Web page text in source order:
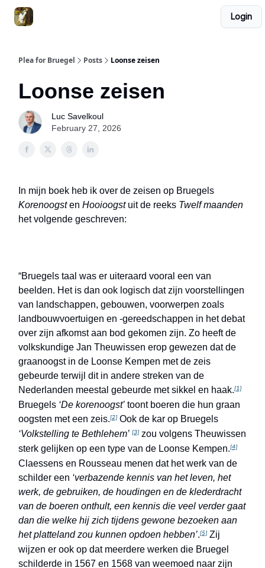
Login
Plea for Bruegel Posts Loonse zeisen
Loonse zeisen
Luc Savelkoul
February 27, 2026
In mijn boek heb ik over de zeisen op Bruegels
Korenoogsten Hooioogstuit de reeks Twelf maanden
het volgende geschreven:
“Bruegels taal was er uiteraard vooral een van
beelden. Het is dan ook logisch dat zijn voorstellingen
van landschappen, gebouwen, voorwerpen zoals
landbouwvoertuigen en -gereedschappen in het debat
over zijn afkomst aan bod gekomen zijn. Zo heeft de
volkskundige Jan Theuwissen erop gewezen dat de
graanoogst in de Loonse Kempen met de zeis
gebeurde terwijl dit in andere streken van de
Nederlanden meestal gebeurde met sikkel en haak.[1]
Bruegels ‘De korenoogst’ toont boeren die hun graan
oogsten met een zeis.[2] Ook de kar op Bruegels
‘Volkstelling te Bethlehem’ [3] zou volgens Theuwissen
sterk gelijken op een type van de Loonse Kempen.[4]
Claessens en Rousseau menen dat het werk van de
schilder een ‘verbazende kennis van het leven, het
werk, de gebruiken, de houdingen en de klederdracht
van de boeren onthult, een kennis die veel verder gaat
dan die welke hij zich tijdens gewone bezoeken aan
het platteland zou kunnen opdoen hebben’.[5] Zij
wijzen er ook op dat meerdere werken die Bruegel
schilderde in 1567 en 1568 van weemoed naar zijn